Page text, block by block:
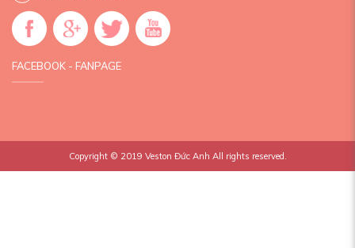
FACEBOOK - FANPAGE
Copyright © 2019 Veston Đức Anh All rights reserved.